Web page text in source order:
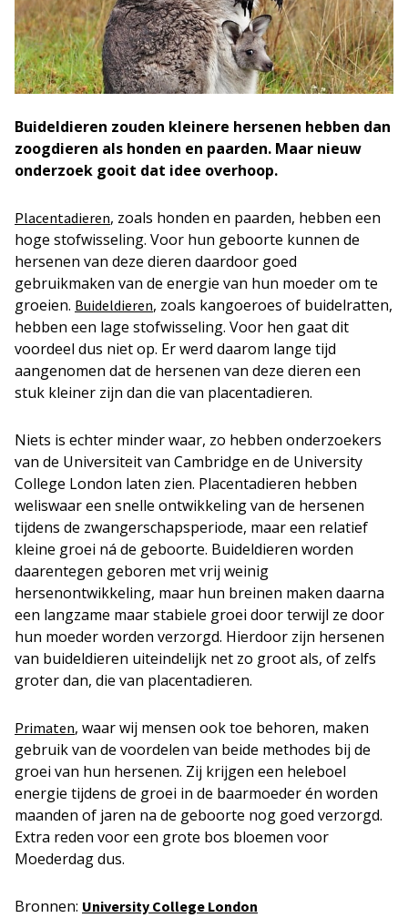
Buideldieren zouden kleinere hersenen hebben dan
zoogdieren als honden en paarden. Maar nieuw
onderzoek gooit dat idee overhoop.
Placentadieren, zoals honden en paarden, hebben een
hoge stofwisseling. Voor hun geboorte kunnen de
hersenen van deze dieren daardoor goed
gebruikmaken van de energie van hun moeder om te
groeien. Buideldieren, zoals kangoeroes of buidelratten,
hebben een lage stofwisseling. Voor hen gaat dit
voordeel dus niet op. Er werd daarom lange tijd
aangenomen dat de hersenen van deze dieren een
stuk kleiner zijn dan die van placentadieren.
Niets is echter minder waar, zo hebben onderzoekers
van de Universiteit van Cambridge en de University
College London laten zien. Placentadieren hebben
weliswaar een snelle ontwikkeling van de hersenen
tijdens de zwangerschapsperiode, maar een relatief
kleine groei ná de geboorte. Buideldieren worden
daarentegen geboren met vrij weinig
hersenontwikkeling, maar hun breinen maken daarna
een langzame maar stabiele groei door terwijl ze door
hun moeder worden verzorgd. Hierdoor zijn hersenen
van buideldieren uiteindelijk net zo groot als, of zelfs
groter dan, die van placentadieren.
Primaten, waar wij mensen ook toe behoren, maken
gebruik van de voordelen van beide methodes bij de
groei van hun hersenen. Zij krijgen een heleboel
energie tijdens de groei in de baarmoeder én worden
maanden of jaren na de geboorte nog goed verzorgd.
Extra reden voor een grote bos bloemen voor
Moederdag dus.
Bronnen: University College London